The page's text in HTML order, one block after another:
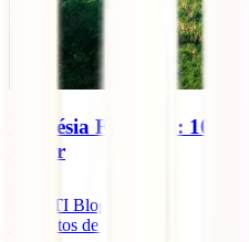
Polinésia Francesa: 10
visitar
IATI Blog
minutos de leitura